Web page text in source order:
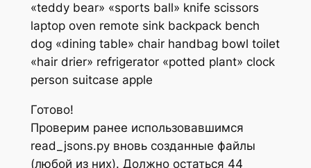
«teddy bear» «sports ball» knife scissors
laptop oven remote sink backpack bench
dog «dining table» chair handbag bowl toilet
«hair drier» refrigerator «potted plant» clock
person suitcase apple
Готово!
Проверим ранее использовавшимся
read_jsons.py вновь созданные файлы
(любой из них). Должно остаться 44